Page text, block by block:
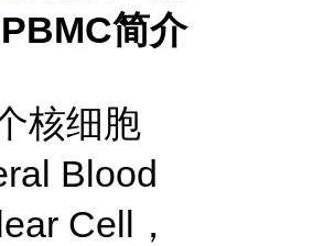
简介
核细胞
Blood
Cell，